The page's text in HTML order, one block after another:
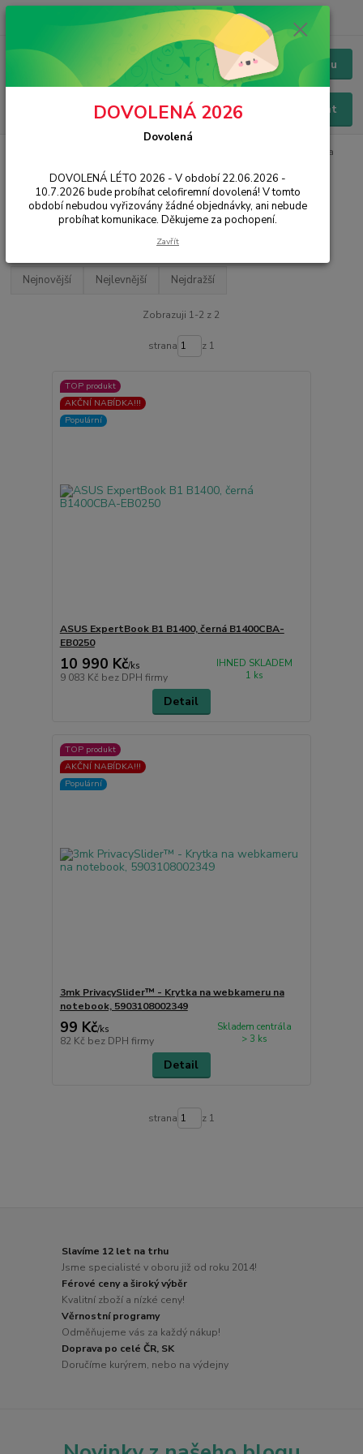
Menu
Hledat
Chat / Online podpora - 24/7
Domácnost a multimédia
Domácnost a multimédia
Filtr - výrobci a parametry
Nejnovější Nejlevnější Nejdražší
Zobrazuji 1-2 z 2
strana z 1
TOP produkt
AKČNÍ NABÍDKA!!!
Populární
ASUS ExpertBook B1 B1400, černá B1400CBA-
EB0250
10 990 Kč/ks
9 083 Kč bez DPH firmy
IHNED SKLADEM
1 ks
Detail
TOP produkt
AKČNÍ NABÍDKA!!!
Populární
3mk PrivacySlider™ - Krytka na webkameru na
notebook, 5903108002349
99 Kč/ks
82 Kč bez DPH firmy
Skladem centrála
> 3 ks
Detail
strana z 1
Slavíme 12 let na trhu
Jsme specialisté v oboru již od roku 2014!
Férové ceny a široký výběr
Kvalitní zboží a nízké ceny!
Věrnostní programy
Odměňujeme vás za každý nákup!
Doprava po celé ČR, SK
Doručíme kurýrem, nebo na výdejny
DOVOLENÁ 2026
Dovolená
DOVOLENÁ LÉTO 2026 - V období 22.06.2026 -
10.7.2026 bude probíhat celofiremní dovolená! V tomto
období nebudou vyřizovány žádné objednávky, ani nebude
probíhat komunikace. Děkujeme za pochopení.
Zavřít